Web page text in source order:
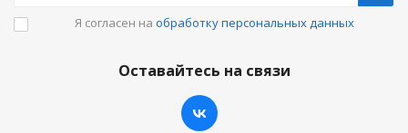
Я согласен на обработку персональных данных
Оставайтесь на связи